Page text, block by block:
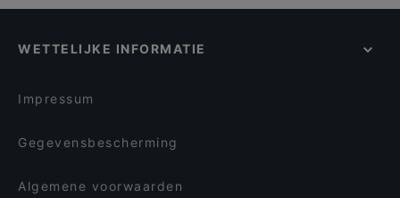
Il Piacere
Ristorante Italiano Pizzeria Romagna
Wereldrestaurant HiBBQ
Restaurant Ramna
El Mamma BBQ - Den Haag
Dumpli Bar
WETTELIJKE INFORMATIE
Impressum
Gegevensbescherming
Algemene voorwaarden